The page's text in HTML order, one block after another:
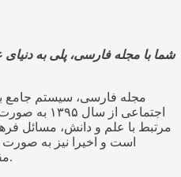
شما با مجله فارسی، پلی به
مجله فارسی، سیستم جامع
اجتماعی از
مرتبط با علم و دانش، مسائل
است و اخیرا نیز به
مقالات این حوزه‌ها فعالیت می کند.